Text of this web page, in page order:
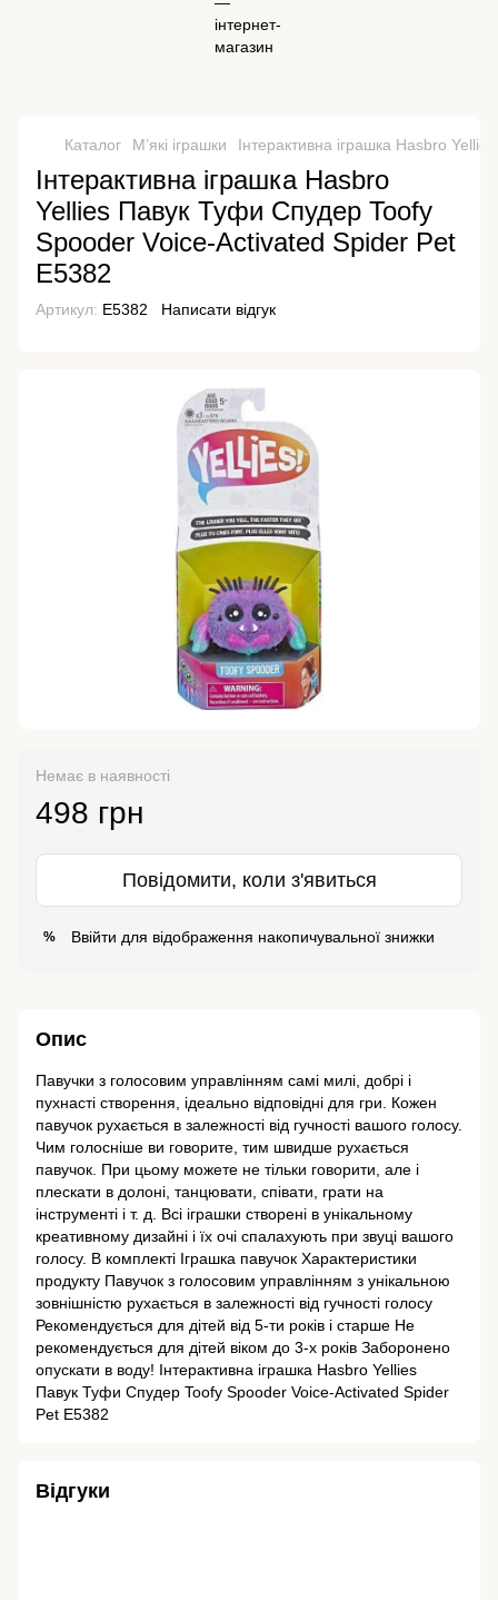
Каталог М’які іграшки Інтерактивна іграшка Hasbro
Інтерактивна іграшка Hasbro
Yellies Павук Туфи Спудер Toofy
Spooder Voice-Activated Spider Pet
E5382
Артикул: E5382 Написати відгук
Немає в наявності
498 грн
Повідомити, коли з'явиться
% Ввійти для відображення накопичувальної знижки
Опис
Павучки з голосовим управлінням самі милі, добрі і
пухнасті створення, ідеально відповідні для гри. Кожен
павучок рухається в залежності від гучності вашого голосу.
Чим голосніше ви говорите, тим швидше рухається
павучок. При цьому можете не тільки говорити, але і
плескати в долоні, танцювати, співати, грати на
інструменті і т. д. Всі іграшки створені в унікальному
креативному дизайні і їх очі спалахують при звуці вашого
голосу. В комплекті Іграшка павучок Характеристики
продукту Павучок з голосовим управлінням з унікальною
зовнішністю рухається в залежності від гучності голосу
Рекомендується для дітей від 5-ти років і старше Не
рекомендується для дітей віком до 3-х років Заборонено
опускати в воду! Інтерактивна іграшка Hasbro Yellies
Павук Туфи Спудер Toofy Spooder Voice-Activated Spider
Pet E5382
Відгуки